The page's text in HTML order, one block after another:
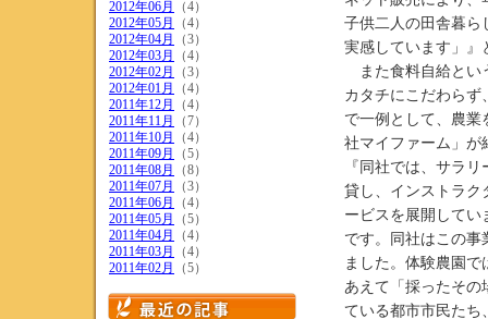
2012年06月
（4）
2012年05月
（4）
2012年04月
（3）
2012年03月
（4）
2012年02月
（3）
2012年01月
（4）
2011年12月
（4）
2011年11月
（7）
2011年10月
（4）
2011年09月
（5）
2011年08月
（8）
2011年07月
（3）
2011年06月
（4）
2011年05月
（5）
2011年04月
（4）
2011年03月
（4）
2011年02月
（5）
子供二人の田舎暮ら
実感しています」』
また食料自給とい
カタチにこだわらず
で一例として、農業
社マイファーム」が
『同社では、サラ
貸し、インストラク
ービスを展開してい
です。同社はこの事
ました。体験農園
あえて「採ったその
ている都市市民たち